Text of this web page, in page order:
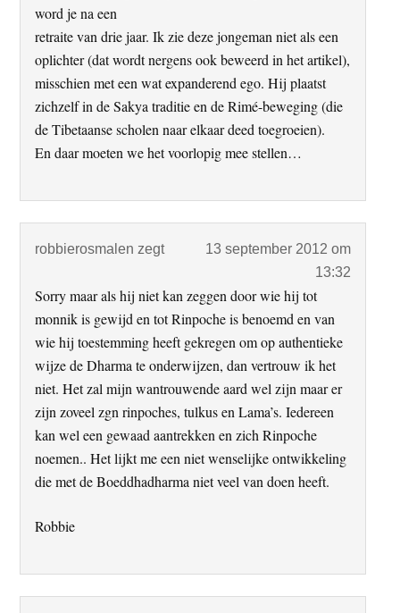
word je na een
retraite van drie jaar. Ik zie deze jongeman niet als een
oplichter (dat wordt nergens ook beweerd in het artikel),
misschien met een wat expanderend ego. Hij plaatst
zichzelf in de Sakya traditie en de Rimé-beweging (die
de Tibetaanse scholen naar elkaar deed toegroeien).
En daar moeten we het voorlopig mee stellen…
robbierosmalen zegt
13 september 2012 om
13:32
Sorry maar als hij niet kan zeggen door wie hij tot
monnik is gewijd en tot Rinpoche is benoemd en van
wie hij toestemming heeft gekregen om op authentieke
wijze de Dharma te onderwijzen, dan vertrouw ik het
niet. Het zal mijn wantrouwende aard wel zijn maar er
zijn zoveel zgn rinpoches, tulkus en Lama’s. Iedereen
kan wel een gewaad aantrekken en zich Rinpoche
noemen.. Het lijkt me een niet wenselijke ontwikkeling
die met de Boeddhadharma niet veel van doen heeft.
Robbie